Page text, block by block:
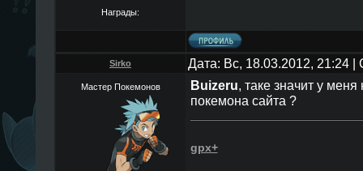
Награды:
Sirko Дата: Вс, 18.03.2012, 21:24
Мастер Покемонов Buizeru, таке значит у
покемона сайта ?
gpx+